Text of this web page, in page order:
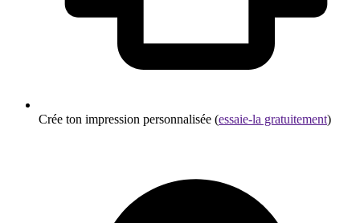
Crée ton impression personnalisée (essaie-la gratuitement)